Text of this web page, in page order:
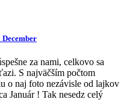
za nami, celkovo sa
S najväčším počtom
o naj foto nezávisle od lajkov
Január ! Tak nesedz celý